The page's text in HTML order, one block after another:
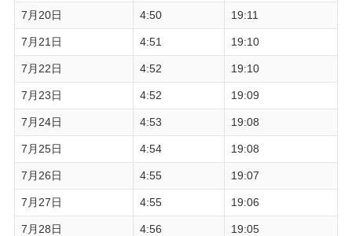
7月20日 4:50 19:11
7月21日 4:51 19:10
7月22日 4:52 19:10
7月23日 4:52 19:09
7月24日 4:53 19:08
7月25日 4:54 19:08
7月26日 4:55 19:07
7月27日 4:55 19:06
7月28日 4:56 19:05